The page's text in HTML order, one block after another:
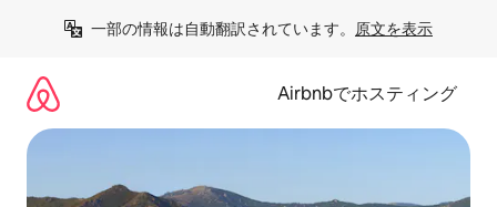
一部の情報は自動翻訳されています。 原文を表示
Airbnbでホスティング